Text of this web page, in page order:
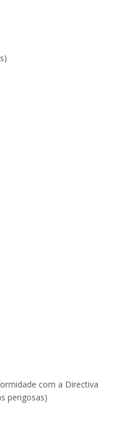
com a Directiva
perigosas)